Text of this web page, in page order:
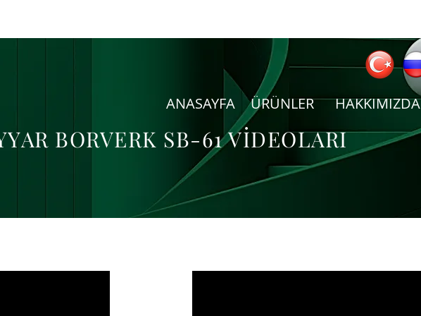
ANASAYFA ÜRÜNLER HAKKIMIZDA
BORVERK SB-61 VİDEOLARI